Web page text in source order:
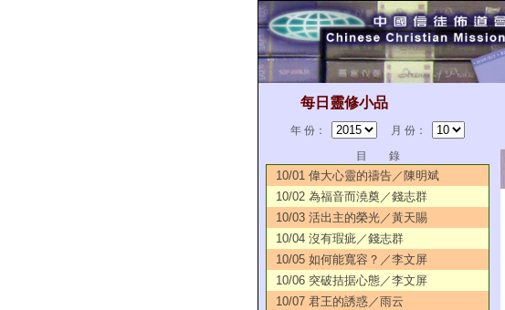
每日靈修小品
年 份：
月 份：
目 錄
10/01 偉大心靈的禱告／陳明斌
10/02 為福音而澆奠／錢志群
10/03 活出主的榮光／黃天賜
10/04 沒有瑕疵／錢志群
10/05 如何能寬容？／李文屏
10/06 突破拮据心態／李文屏
10/07 君王的誘惑／雨云